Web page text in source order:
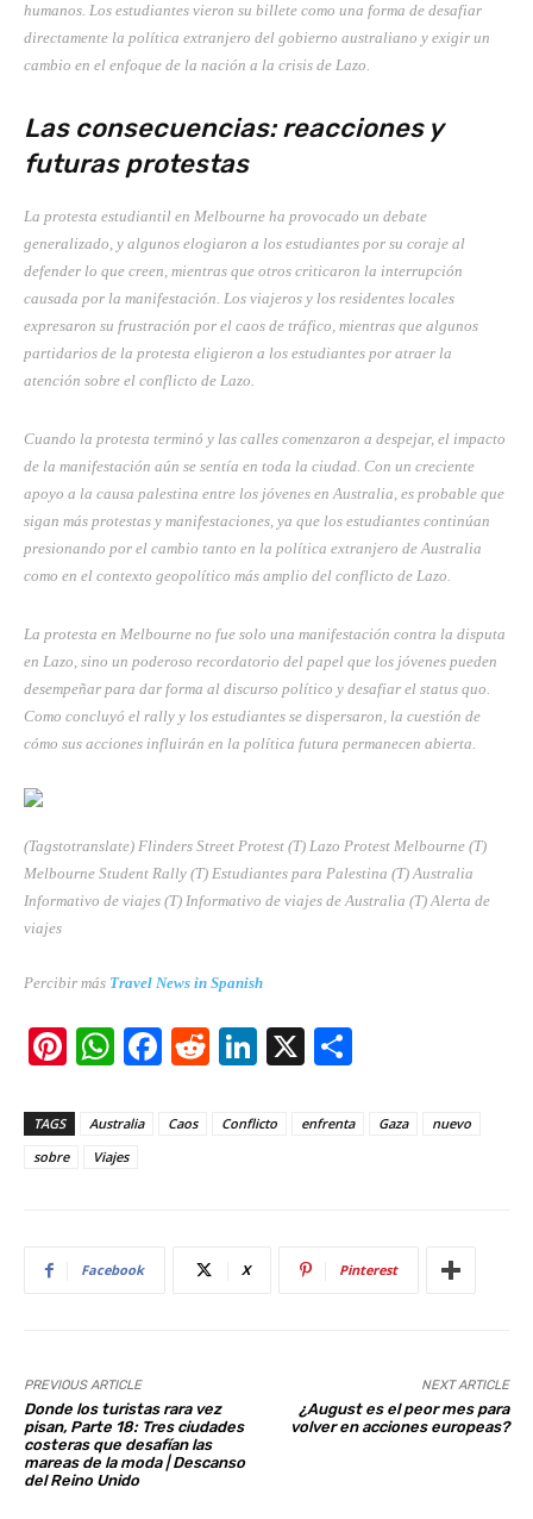
humanos. Los estudiantes vieron su billete como una forma de desafiar
directamente la política extranjero del gobierno australiano y exigir un
cambio en el enfoque de la nación a la crisis de Lazo.
Las consecuencias: reacciones y
futuras protestas
La protesta estudiantil en Melbourne ha provocado un debate
generalizado, y algunos elogiaron a los estudiantes por su coraje al
defender lo que creen, mientras que otros criticaron la interrupción
causada por la manifestación. Los viajeros y los residentes locales
expresaron su frustración por el caos de tráfico, mientras que algunos
partidarios de la protesta eligieron a los estudiantes por atraer la
atención sobre el conflicto de Lazo.
Cuando la protesta terminó y las calles comenzaron a despejar, el impacto
de la manifestación aún se sentía en toda la ciudad. Con un creciente
apoyo a la causa palestina entre los jóvenes en Australia, es probable que
sigan más protestas y manifestaciones, ya que los estudiantes continúan
presionando por el cambio tanto en la política extranjero de Australia
como en el contexto geopolítico más amplio del conflicto de Lazo.
La protesta en Melbourne no fue solo una manifestación contra la disputa
en Lazo, sino un poderoso recordatorio del papel que los jóvenes pueden
desempeñar para dar forma al discurso político y desafiar el status quo.
Como concluyó el rally y los estudiantes se dispersaron, la cuestión de
cómo sus acciones influirán en la política futura permanecen abierta.
(Tagstotranslate) Flinders Street Protest (T) Lazo Protest Melbourne (T)
Melbourne Student Rally (T) Estudiantes para Palestina (T) Australia
Informativo de viajes (T) Informativo de viajes de Australia (T) Alerta de
viajes
Percibir más Travel News in Spanish
Pi
er
e
W
at
s
p
F
c
R
d
Li
k
X
ar
TAGS Australia Caos Conflicto enfrenta Gaza
nuevo
sobre
Viajes
Facebook X Pinterest
PREVIOUS ARTICLE
Donde los turistas rara vez
pisan, Parte 18: Tres ciudades
costeras que desafían las
mareas de la moda | Descanso
del Reino Unido
NEXT ARTICLE
¿August es el peor mes para
volver en acciones europeas?